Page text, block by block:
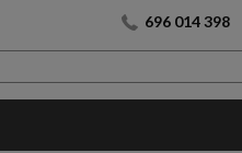
696 014 398